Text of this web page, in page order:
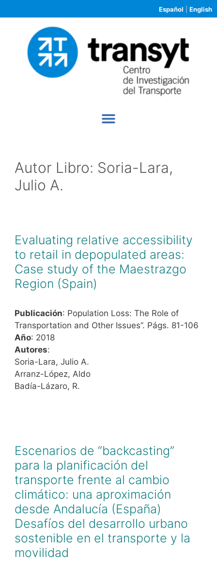
Español English
Autor Libro: Soria-Lara,
Julio A.
Evaluating relative accessibility
to retail in depopulated areas:
Case study of the Maestrazgo
Region (Spain)
Publicación: Population Loss: The Role of
Transportation and Other Issues”. Págs. 81-106
Año: 2018
Autores:
Soria-Lara, Julio A.
Arranz-López, Aldo
Badía-Lázaro, R.
Escenarios de “backcasting”
para la planificación del
transporte frente al cambio
climático: una aproximación
desde Andalucía (España)
Desafíos del desarrollo urbano
sostenible en el transporte y la
movilidad